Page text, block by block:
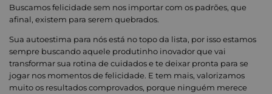
Buscamos felicidade sem nos importar com os padrões, que
afinal, existem para serem quebrados.
Sua autoestima para nós está no topo da lista, por isso estamos
sempre buscando aquele produtinho inovador que vai
transformar sua rotina de cuidados e te deixar pronta para se
jogar nos momentos de felicidade. E tem mais, valorizamos
muito os resultados comprovados, porque ninguém merece